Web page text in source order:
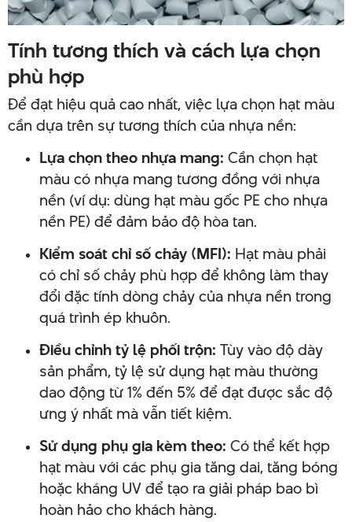
Tính tương thích và cách lựa chọn
phù hợp
Để đạt hiệu quả cao nhất, việc lựa chọn hạt màu
cần dựa trên sự tương thích của nhựa nền:
Lựa chọn theo nhựa mang: Cần chọn hạt
màu có nhựa mang tương đồng với nhựa
nền (ví dụ: dùng hạt màu gốc PE cho nhựa
nền PE) để đảm bảo độ hòa tan.
Kiểm soát chỉ số chảy (MFI): Hạt màu phải
có chỉ số chảy phù hợp để không làm thay
đổi đặc tính dòng chảy của nhựa nền trong
quá trình ép khuôn.
Điều chỉnh tỷ lệ phối trộn: Tùy vào độ dày
sản phẩm, tỷ lệ sử dụng hạt màu thường
dao động từ 1% đến 5% để đạt được sắc độ
ưng ý nhất mà vẫn tiết kiệm.
Sử dụng phụ gia kèm theo: Có thể kết hợp
hạt màu với các phụ gia tăng dai, tăng bóng
hoặc kháng UV để tạo ra giải pháp bao bì
hoàn hảo cho khách hàng.